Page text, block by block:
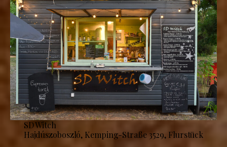
SD Witch
Hajdúszoboszló, Kemping-Straße 3529, Flurstück